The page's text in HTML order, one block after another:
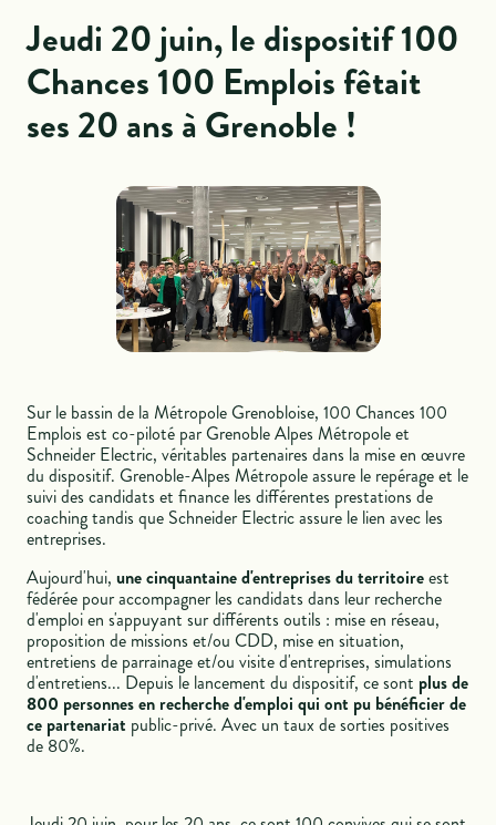
Jeudi 20 juin, le dispositif 100
Chances 100 Emplois fêtait
ses 20 ans à Grenoble !
Sur le bassin de la Métropole Grenobloise, 100 Chances 100
Emplois est co-piloté par Grenoble Alpes Métropole et
Schneider Electric, véritables partenaires dans la mise en œuvre
du dispositif. Grenoble-Alpes Métropole assure le repérage et le
suivi des candidats et finance les différentes prestations de
coaching tandis que Schneider Electric assure le lien avec les
entreprises.
Aujourd'hui,une cinquantaine d'entreprises du territoireest
fédérée pour accompagner les candidats dans leur recherche
d'emploi en s'appuyant sur différents outils : mise en réseau,
proposition de missions et/ou CDD, mise en situation,
entretiens de parrainage et/ou visite d'entreprises, simulations
d'entretiens... Depuis le lancement du dispositif, ce sont plus de
800 personnes en recherche d'emploi qui ont pu bénéficier de
ce partenariat public-privé. Avec un taux de sorties positives
de 80%.